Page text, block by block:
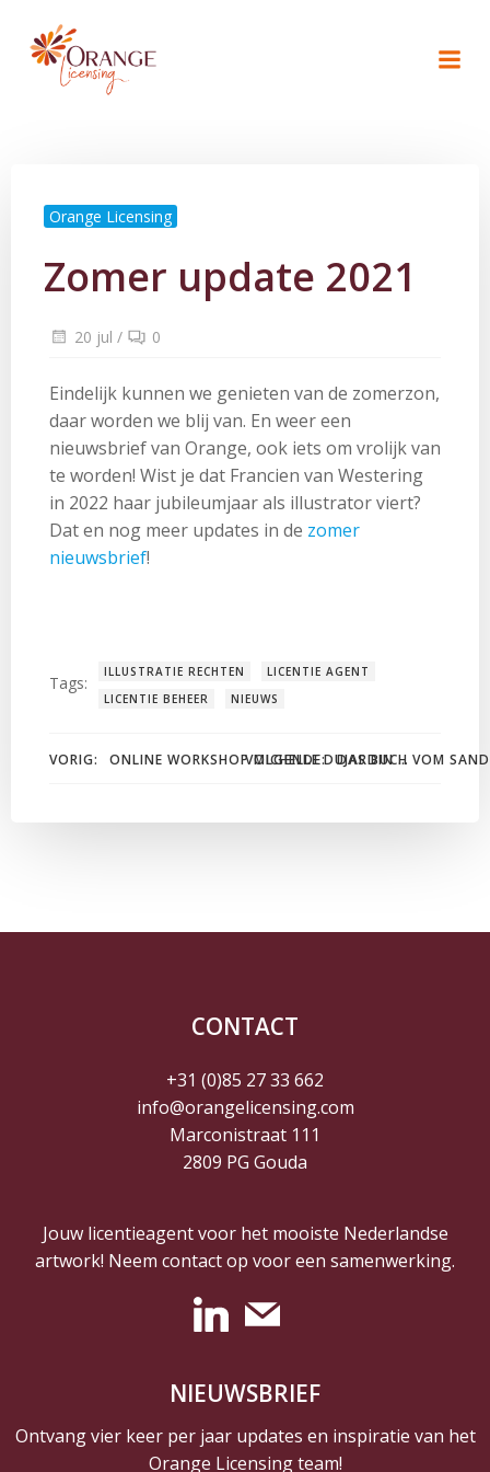
Orange Licensing
Zomer update 2021
20 jul / 0
Eindelijk kunnen we genieten van de zomerzon,
daar worden we blij van. En weer een
nieuwsbrief van Orange, ook iets om vrolijk van
te worden! Wist je dat Francien van Westering
in 2022 haar jubileumjaar als illustrator viert?
Dat en nog meer updates in de zomer
nieuwsbrief!
Tags:
ILLUSTRATIE RECHTEN
LICENTIE AGENT
LICENTIE BEHEER
NIEUWS
Bericht
navigatie
VORIG: ONLINE WORKSHOP MICHELLE DUJARDIN BIJ KREADOE
Bericht
navigatie
VOLGENDE: DAS BUCH VOM
CONTACT
+31 (0)85 27 33 662
info@orangelicensing.com
Marconistraat 111
2809 PG Gouda
Jouw licentieagent voor het mooiste Nederlandse
artwork! Neem contact op voor een samenwerking.
NIEUWSBRIEF
Ontvang vier keer per jaar updates en inspiratie van het
Orange Licensing team!